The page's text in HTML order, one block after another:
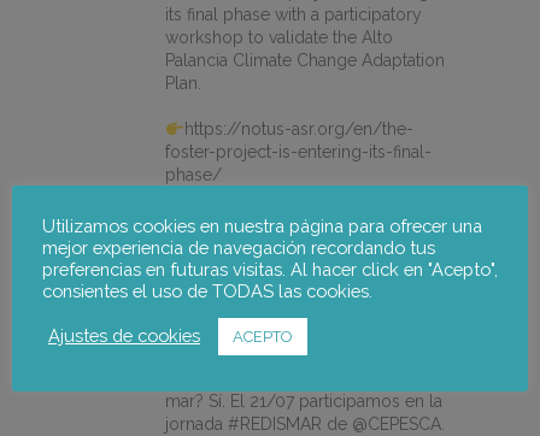
its final phase with a participatory
workshop to validate the Alto
Palancia Climate Change Adaptation
Plan.
https://notus-asr.org/en/the-
foster-project-is-entering-its-final-
phase/
X
notus-asr @notusasr
¿Es posible unir ecodiseño,
mar? Sí. El 21/07 participamos en la
jornada #REDISMAR de @CEPESCA.
Utilizamos cookies en nuestra página para ofrecer una
mejor experiencia de navegación recordando tus
preferencias en futuras visitas. Al hacer click en "Acepto",
consientes el uso de TODAS las cookies.
Ajustes de cookies ACEPTO